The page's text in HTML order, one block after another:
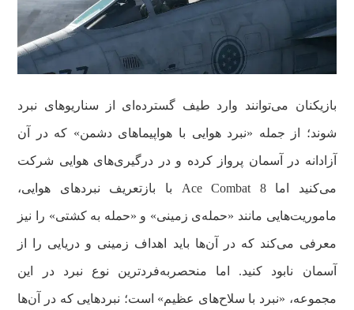
بازیکنان می‌توانند وارد طیف گسترده‌ای از سناریوهای نبرد
شوند؛ از جمله «نبرد هوایی با هواپیماهای دشمن» که در آن
آزادانه در آسمان پرواز کرده و در درگیری‌های هوایی شرکت
می‌کنید اما Ace Combat 8 با بازتعریف نبردهای هوایی،
ماموریت‌هایی مانند «حمله‌ی زمینی» و «حمله به کشتی» را نیز
معرفی می‌کند که در آن‌ها باید اهداف زمینی و دریایی را از
آسمان نابود کنید. اما منحصربه‌فردترین نوع نبرد در این
مجموعه، «نبرد با سلاح‌های عظیم» است؛ نبردهایی که در آن‌ها